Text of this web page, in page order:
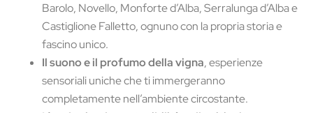
Barolo, Novello, Monforte d’Alba, Serralunga d’Alba e
Castiglione Falletto, ognuno con la propria storia e
fascino unico.
Il suono e il profumo della vigna, esperienze
sensoriali uniche che ti immergeranno
completamente nell’ambiente circostante.